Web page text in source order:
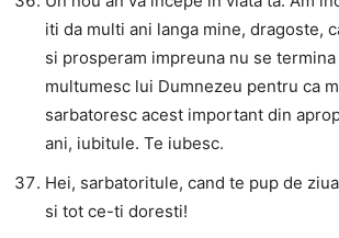
iti da multi ani langa mine, dragoste,
si prosperam impreuna nu se
multumesc lui Dumnezeu pentru ca
sarbatoresc acest important din
ani, iubitule. Te iubesc.
Hei, sarbatoritule, cand te pup de
si tot ce-ti doresti!